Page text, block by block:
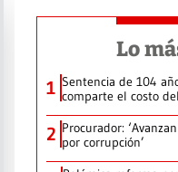
Lo
1 Sentencia de 104
comparte el costo
2 Procurador:
por corrupción’